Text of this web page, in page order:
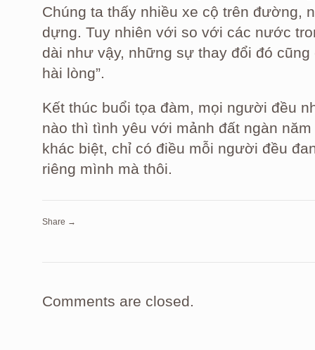
Chúng ta thấy nhiều xe cộ trên đường,
dựng. Tuy nhiên với so với các nước
dài như vậy, những sự thay đổi đó
hài lòng”.
Kết thúc buổi tọa đàm, mọi người đều
nào thì tình yêu với mảnh đất ngàn
khác biệt, chỉ có điều mỗi người đều
riêng mình mà thôi.
Share →
Comments are closed.